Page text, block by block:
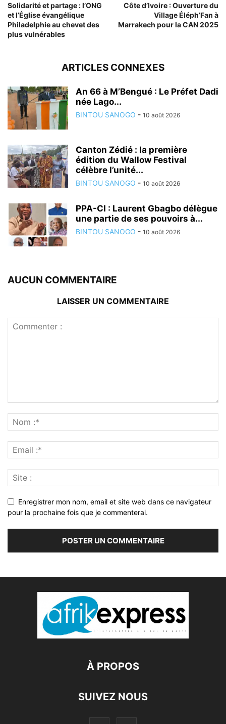
Solidarité et partage : l’ONG
et l’Église évangélique
Philadelphie au chevet des
plus vulnérables
Côte d’Ivoire : Ouverture du
Village Éléph’Fan à
Marrakech pour la CAN 2025
ARTICLES CONNEXES
An 66 à M’Bengué : Le Préfet Dadi
née Lago...
BINTOU SANOGO - 10 août 2026
Canton Zédié : la première
édition du Wallow Festival
célèbre l’unité...
BINTOU SANOGO - 10 août 2026
PPA-CI : Laurent Gbagbo délègue
une partie de ses pouvoirs à...
BINTOU SANOGO - 10 août 2026
AUCUN COMMENTAIRE
LAISSER UN COMMENTAIRE
Enregistrer mon nom, email et site web dans ce navigateur
pour la prochaine fois que je commenterai.
À PROPOS
SUIVEZ NOUS